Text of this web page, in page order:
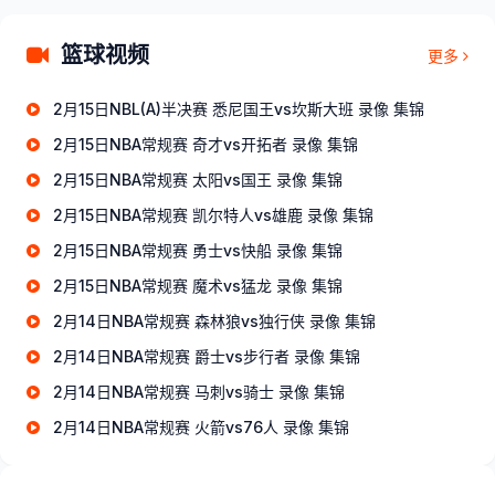
篮球视频 更多
2月15日NBL(A)半决赛 悉尼国王vs坎斯大班 录像 集锦
2月15日NBA常规赛 奇才vs开拓者 录像 集锦
2月15日NBA常规赛 太阳vs国王 录像 集锦
2月15日NBA常规赛 凯尔特人vs雄鹿 录像 集锦
2月15日NBA常规赛 勇士vs快船 录像 集锦
2月15日NBA常规赛 魔术vs猛龙 录像 集锦
2月14日NBA常规赛 森林狼vs独行侠 录像 集锦
2月14日NBA常规赛 爵士vs步行者 录像 集锦
2月14日NBA常规赛 马刺vs骑士 录像 集锦
2月14日NBA常规赛 火箭vs76人 录像 集锦